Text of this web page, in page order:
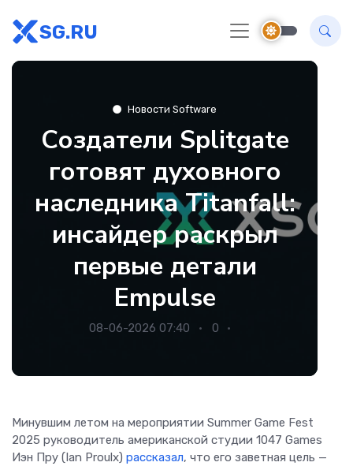
SG.RU
Новости Software
Создатели Splitgate
готовят духовного
наследника Titanfall:
инсайдер раскрыл
первые детали
Empulse
08-06-2026 07:40 0
Минувшим летом на мероприятии Summer Game Fest
2025 руководитель американской студии 1047 Games
Иэн Пру (Ian Proulx) рассказал, что его заветная цель —